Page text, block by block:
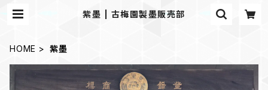
紫墨 | 古梅園製墨販売部
HOME 紫墨